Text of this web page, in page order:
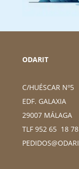
ODARIT
C/HUÉSCAR Nº5
EDF. GALAXIA
29007 MÁLAGA
TLF 952 65 18 78